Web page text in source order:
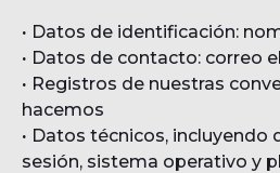
· Datos de identificación:
· Datos de contacto: correo
· Registros de nuestras
hacemos
· Datos técnicos, incluyendo
sesión, sistema operativo y